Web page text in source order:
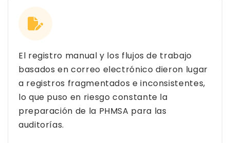
El registro manual y los flujos de trabajo
basados en correo electrónico dieron lugar
a registros fragmentados e inconsistentes,
lo que puso en riesgo constante la
preparación de la PHMSA para las
auditorías.